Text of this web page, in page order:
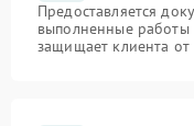
Предоставляется
выполненные работы
защищает клиента от